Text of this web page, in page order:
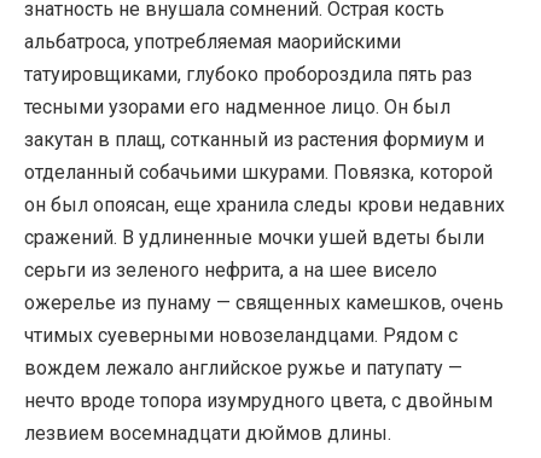
знатность не внушала сомнений. Острая кость
альбатроса, употребляемая маорийскими
татуировщиками, глубоко пробороздила пять раз
тесными узорами его надменное лицо. Он был
закутан в плащ, сотканный из растения формиум и
отделанный собачьими шкурами. Повязка, которой
он был опоясан, еще хранила следы крови недавних
сражений. В удлиненные мочки ушей вдеты были
серьги из зеленого нефрита, а на шее висело
ожерелье из пунаму — священных камешков, очень
чтимых суеверными новозеландцами. Рядом с
вождем лежало английское ружье и патупату —
нечто вроде топора изумрудного цвета, с двойным
лезвием восемнадцати дюймов длины.